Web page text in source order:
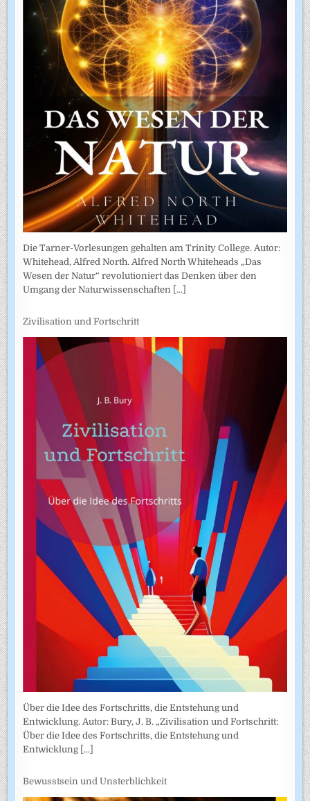
Die Tarner-Vorlesungen gehalten am Trinity College. Autor:
Whitehead, Alfred North. Alfred North Whiteheads „Das
Wesen der Natur“ revolutioniert das Denken über den
Umgang der Naturwissenschaften [...]
Zivilisation und Fortschritt
Über die Idee des Fortschritts, die Entstehung und
Entwicklung. Autor: Bury, J. B. „Zivilisation und Fortschritt:
Über die Idee des Fortschritts, die Entstehung und
Entwicklung [...]
Bewusstsein und Unsterblichkeit